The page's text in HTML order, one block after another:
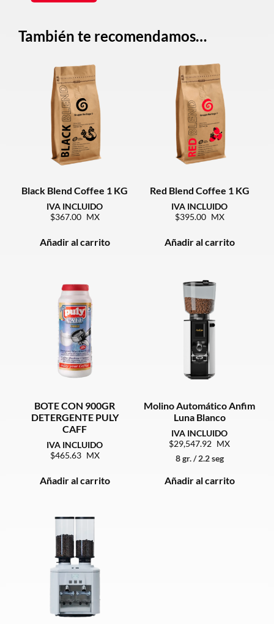
También te recomendamos…
Black Blend Coffee 1 KG
367.00
Añadir al carrito
Red Blend Coffee 1 KG
395.00
Añadir al carrito
BOTE CON 900GR
DETERGENTE PULY
CAFF
465.63
Añadir al carrito
Molino Automático Anfim
Luna Blanco
29,547.92
8 gr. / 2.2 seg
Añadir al carrito